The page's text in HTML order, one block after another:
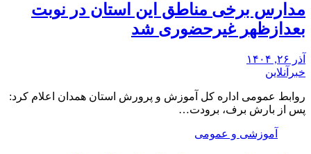
مدارس برخی مناطق این استان در نوبت
بعدازظهر غیرحضوری شد
آذر ۲۶, ۱۴۰۴
خبرآنلاین
روابط عمومی اداره کل آموزش و پرورش استان همدان اعلام کرد:
پس از بارش برف، برودت…
آموزشی و عمومی